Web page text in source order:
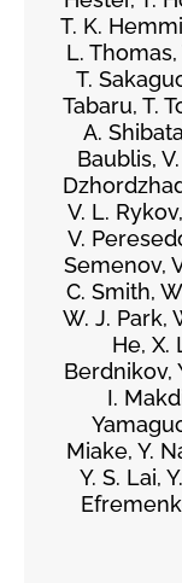
T. K.
L.
T.
Tabaru, T.
A.
Baublis,
V. L.
V.
Semenov,
C. Smith,
W. J. Park,
He, X.
Berdnikov,
I.
Miake, Y.
Y. S. Lai,